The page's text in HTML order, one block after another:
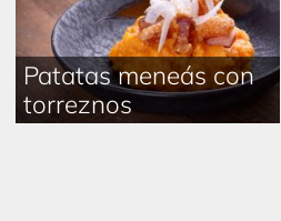
Patatas meneás con
torreznos